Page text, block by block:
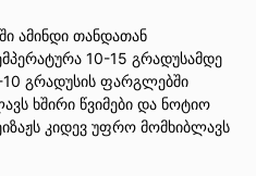
ამინდი თანდათან
10-15 გრადუსამდე
გრადუსის ფარგლებში
ხშირი წვიმები და ნოტიო
კიდევ უფრო მომხიბლავს